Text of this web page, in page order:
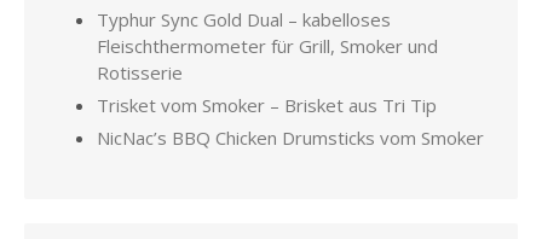
Typhur Sync Gold Dual – kabelloses
Fleischthermometer für Grill, Smoker und
Rotisserie
Trisket vom Smoker – Brisket aus Tri Tip
NicNac’s BBQ Chicken Drumsticks vom Smoker